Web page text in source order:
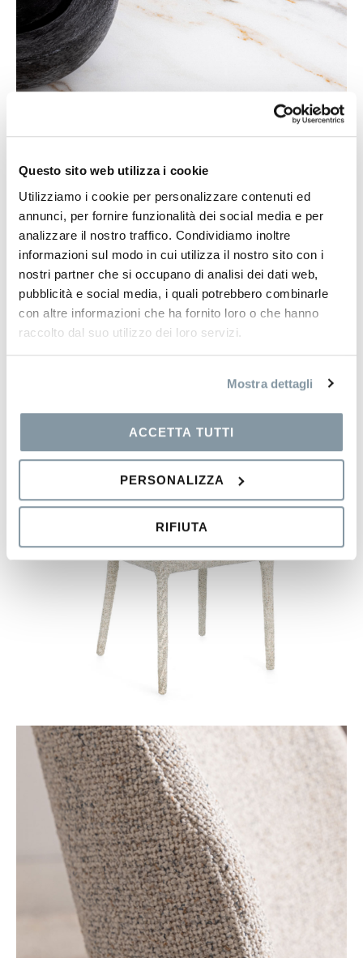
Questo sito web utilizza i cookie
Utilizziamo i cookie per personalizzare contenuti ed
annunci, per fornire funzionalità dei social media e per
analizzare il nostro traffico. Condividiamo inoltre
informazioni sul modo in cui utilizza il nostro sito con i
nostri partner che si occupano di analisi dei dati web,
pubblicità e social media, i quali potrebbero combinarle
con altre informazioni che ha fornito loro o che hanno
raccolto dal suo utilizzo dei loro servizi.
Mostra dettagli
ACCETTA TUTTI
PERSONALIZZA
RIFIUTA